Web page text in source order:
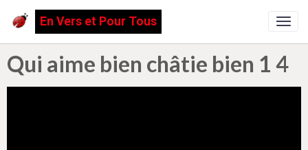
En Vers et Pour Tous
Qui aime bien châtie bien 1 4